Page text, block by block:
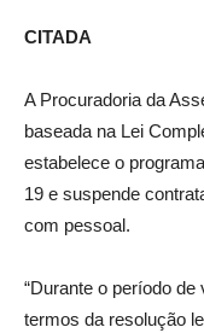
CITADA
A Procuradoria da
baseada na Lei
estabelece o
19 e suspende
com pessoal.
“Durante o período
termos da resolução